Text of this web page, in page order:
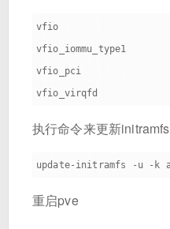
vfio
vfio_iommu_type1
vfio_pci
执行命令来更新initramfs
重启pve